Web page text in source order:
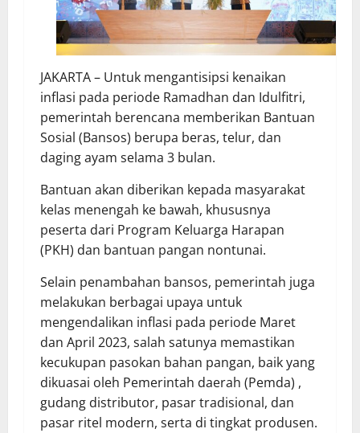
JAKARTA – Untuk mengantisipsi kenaikan
inflasi pada periode Ramadhan dan Idulfitri,
pemerintah berencana memberikan Bantuan
Sosial (Bansos) berupa beras, telur, dan
daging ayam selama 3 bulan.
Bantuan akan diberikan kepada masyarakat
kelas menengah ke bawah, khususnya
peserta dari Program Keluarga Harapan
(PKH) dan bantuan pangan nontunai.
Selain penambahan bansos, pemerintah juga
melakukan berbagai upaya untuk
mengendalikan inflasi pada periode Maret
dan April 2023, salah satunya memastikan
kecukupan pasokan bahan pangan, baik yang
dikuasai oleh Pemerintah daerah (Pemda) ,
gudang distributor, pasar tradisional, dan
pasar ritel modern, serta di tingkat produsen.